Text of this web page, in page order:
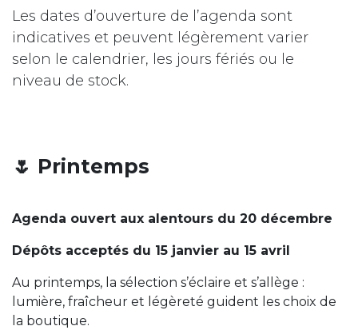
Les dates d’ouverture de l’agenda sont
indicatives et peuvent légèrement varier
selon le calendrier, les jours fériés ou le
niveau de stock.
🌷 Printemps
Agenda ouvert aux alentours du 20 décembre
Dépôts acceptés du 15 janvier au 15 avril
Au printemps, la sélection s’éclaire et s’allège :
lumière, fraîcheur et légèreté guident les choix de
la boutique.